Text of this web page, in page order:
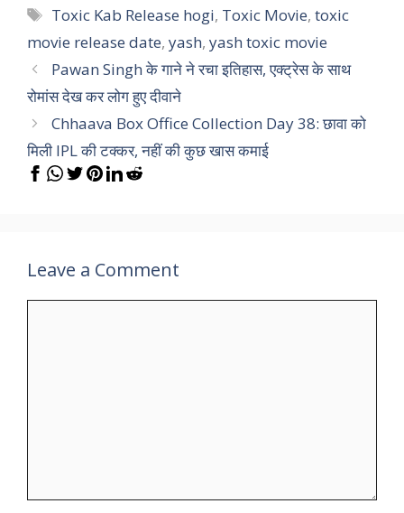
Tags
Toxic Kab Release hogi, Toxic Movie,toxic
movie release date, yash, yash toxic movie
Pawan Singh के गाने ने रचा इतिहास, एक्ट्रेस के साथ
रोमांस देख कर लोग हुए दीवाने
Chhaava Box Office Collection Day 38: छावा को
मिली IPL की टक्कर, नहीं की कुछ खास कमाई
Leave a Comment